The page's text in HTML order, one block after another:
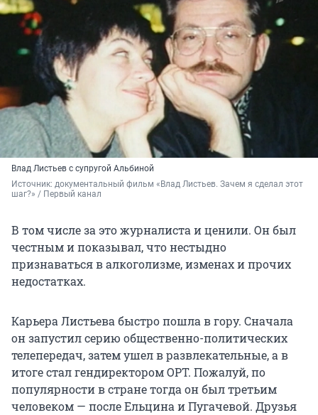
Влад Листьев с супругой Альбиной
Источник: документальный фильм «Влад Листьев. Зачем я сделал этот
шаг?» / Первый канал
В том числе за это журналиста и ценили. Он был
честным и показывал, что нестыдно
признаваться в алкоголизме, изменах и прочих
недостатках.
Карьера Листьева быстро пошла в гору. Сначала
он запустил серию общественно-политических
телепередач, затем ушел в развлекательные, а в
итоге стал гендиректором ОРТ. Пожалуй, по
популярности в стране тогда он был третьим
человеком — после Ельцина и Пугачевой. Друзья